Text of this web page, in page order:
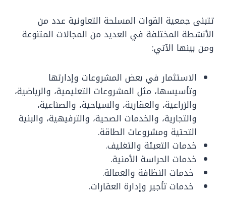
تتبنى جمعية القوات المسلحة التعاونية عدد من
الأنشطة المختلفة في العديد من المجالات المتنوعة
ومن بينها الآتي:
الاستثمار في بعض المشروعات وإدارتها
وتأسيسها، مثل المشروعات التعليمية، والرياضية،
والزراعية، والعقارية، والسياحية، والصناعية،
والتجارية، والخدمات الصحية، والترفيهية، والبنية
التحتية ومشروعات الطاقة.
خدمات التعبئة والتغليف.
خدمات الحراسة الأمنية.
خدمات النظافة والعمالة.
خدمات تأجير وإدارة العقارات.